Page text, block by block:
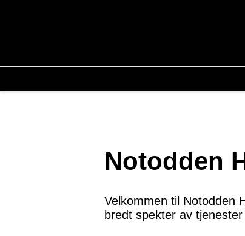
Notodden
Velkommen til Notodden
bredt spekter av